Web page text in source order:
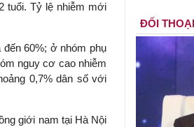
tuổi. Tỷ lệ nhiễm mới
60%; ở nhóm phụ
nguy cơ cao nhiễm
0,7% dân số với
giới nam tại Hà Nội
ĐỐI THOẠI